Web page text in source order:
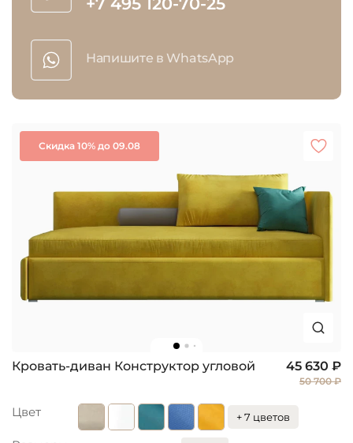
Напишите в WhatsApp
Скидка 10% до 09.08
Кровать-диван Конструктор угловой 45 630 ₽
50 700 ₽
Цвет + 7 цветов